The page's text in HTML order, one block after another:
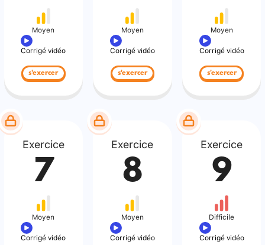
Moyen
Corrigé vidéo
s'exercer
Moyen
Corrigé vidéo
s'exercer
Moyen
Corrigé vidéo
s'exercer
Exercice
7
Moyen
Corrigé vidéo
Exercice
8
Moyen
Corrigé vidéo
Exercice
9
Difficile
Corrigé vidéo